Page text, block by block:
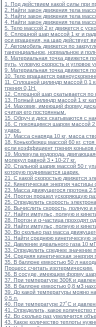
1. Под действием какой силы при
2. Найти закон движения тела
3. Найти закон движения тела
4. Найти закон движения тела
5. Тело массой 2 кг движется с
6. Сплошной шар массой 1 кг и
оси вращения, на шар действует
7. Автомобиль движется по
тангенциальное, нормальное и
8. Материальная точка движется
путь, угловую скорость и угловое
9. Материальная точка движется
10. Тело вращается
11. Сплошной цилиндр массой 0,1
трения 0,1Н.
12. Сплошной шар скатывается по
13. Полный цилиндр массой 1 кг
14. Маховик, имеющий форму
считая его постоянным.
15. Обруч и диск скатываются с
16. С покоящимся шаром массой 2
ударе.
17. Масса снаряда 10 кг, масса
18. Конькобежец массой 60 кг,
если коэффициент трения коньков
19. Молекула водорода,
молекул равной 3 • 10-27 кг.
20. Стальной шарик массой 50 г
которую поднимается шарик.
21. С какой скоростью движется
22. Кинетическая энергия частицы
23. Масса движущегося протона
24. Протон прошел ускоряющую
25. Определить скорость
26. Вычислить скорость, полную и
27. Найти импульс, полную и
28. Протон и α-частица проходят
29. Найти импульс, полную и
30. Во сколько раз масса
31. Найти среднюю кинетическую
32. Давление идеального газа 10
33. Определить среднее значение
34. Средняя кинетическая
35. В баллоне емкостью 50 л
Процесс считать изотермическим.
36. В сосуде, имеющем форму шара,
37. При температуре 300К и
38. В баллоне емкостью 0,8 м3
39. До какой температуры можно
0,5 л.
40. При температуре 27˚С и
41. Определить, какое количество
42. Во сколько раз увеличится
43. Какое количество теплоты